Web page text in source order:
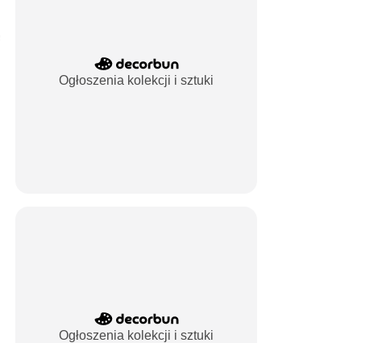
Ogłoszenia kolekcji i sztuki
Ogłoszenia kolekcji i sztuki